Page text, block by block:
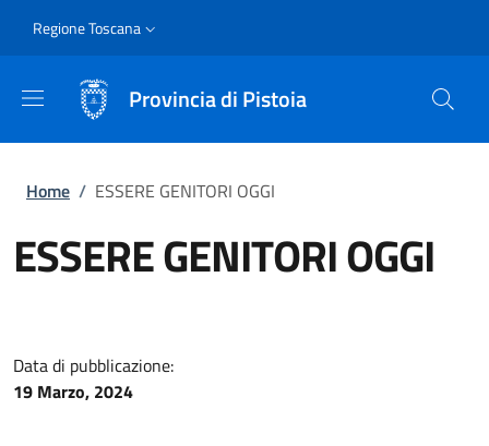
Slim
Regione Toscana
Provincia di Pistoia
Briciole di pane
Home / ESSERE GENITORI OGGI
ESSERE GENITORI OGGI
Data di pubblicazione:
19 Marzo, 2024